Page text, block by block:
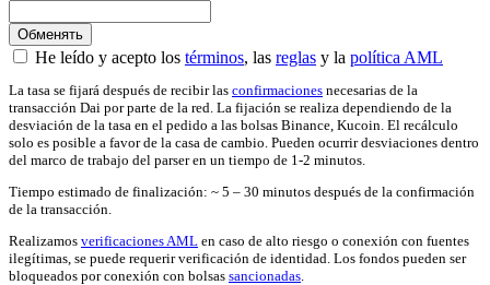
He leído y acepto los términos, las reglas y la política AML
La tasa se fijará después de recibir las confirmaciones necesarias de la
transacción Dai por parte de la red. La fijación se realiza dependiendo de la
desviación de la tasa en el pedido a las bolsas Binance, Kucoin. El recálculo
solo es posible a favor de la casa de cambio. Pueden ocurrir desviaciones dentro
del marco de trabajo del parser en un tiempo de 1-2 minutos.
Tiempo estimado de finalización: ~ 5 – 30 minutos después de la confirmación
de la transacción.
Realizamos verificaciones AML en caso de alto riesgo o conexión con fuentes
ilegítimas, se puede requerir verificación de identidad. Los fondos pueden ser
bloqueados por conexión con bolsas sancionadas